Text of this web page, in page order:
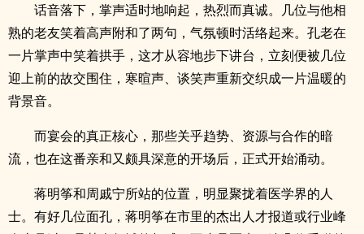
话音落下，掌声适时地响起，热烈而真诚。几位与他相
熟的老友笑着高声附和了两句，气氛顿时活络起来。孔老在
一片掌声中笑着拱手，这才从容地步下讲台，立刻便被几位
迎上前的故交围住，寒暄声、谈笑声重新交织成一片温暖的
背景音。
而宴会的真正核心，那些关乎趋势、资源与合作的暗
流，也在这番亲和又颇具深意的开场后，正式开始涌动。
蒋明筝和周戚宁所站的位置，明显聚拢着医学界的人
士。有好几位面孔，蒋明筝在市里的杰出人才报道或行业峰